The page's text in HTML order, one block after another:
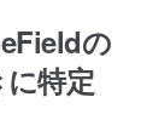
の
特定